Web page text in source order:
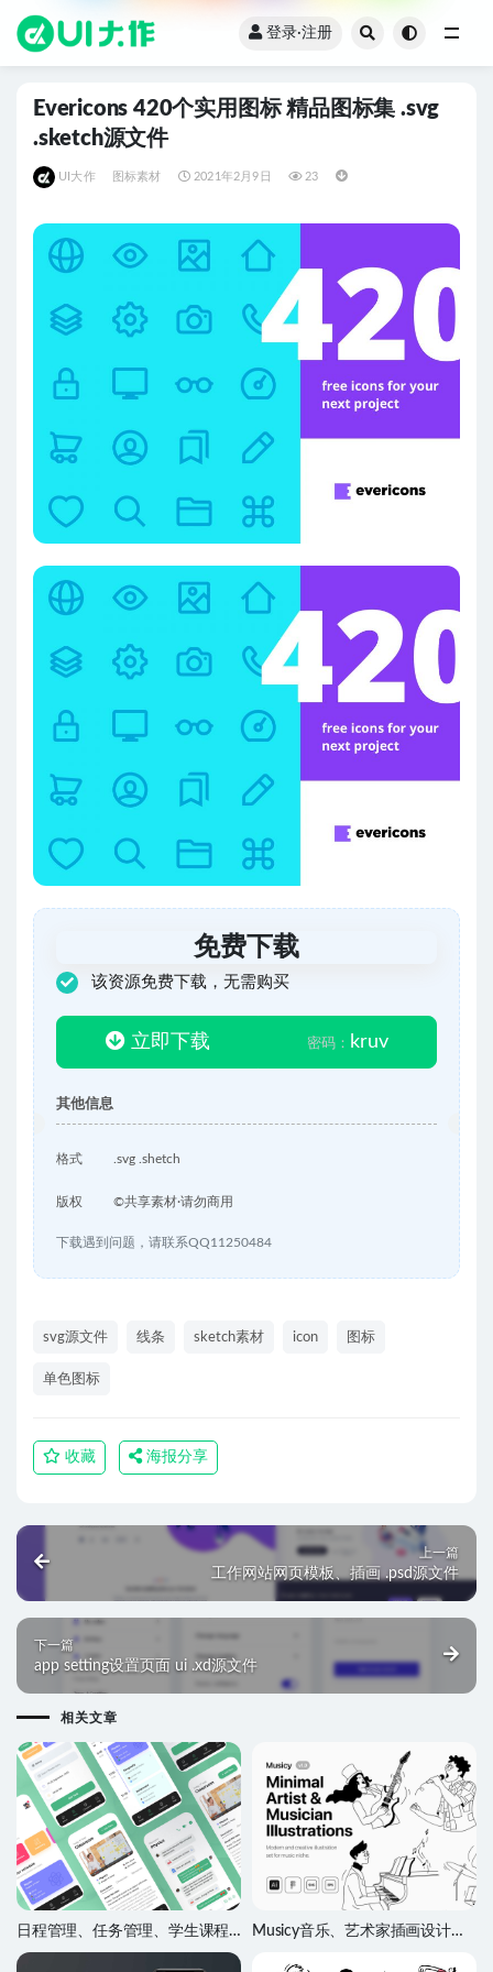
登录·注册
Evericons 420个实用图标 精品图标集 .svg
.sketch源文件
UI大作 图标素材 2021年2月9日 23
免费下载
该资源免费下载，无需购买
立即下载 密码： kruv
其他信息
格式 .svg .shetch
版权 ©共享素材·请勿商用
下载遇到问题，请联系QQ11250484
svg源文件 线条 sketch素材 icon 图标
单色图标
收藏 海报分享
上一篇
工作网站网页模板、插画 .psd源文件
下一篇
app setting设置页面 ui .xd源文件
相关文章
日程管理、任务管理、学生课程
管理app ui设计 .fig .xd .sketch源
Musicy音乐、艺术家插画设计素